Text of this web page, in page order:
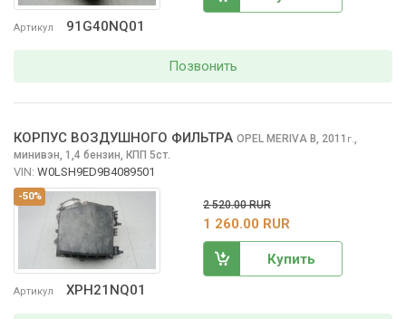
Артикул 91G40NQ01
Позвонить
-50%
Артикул XPH21NQ01
КОРПУС ВОЗДУШНОГО ФИЛЬТРА OPEL MERIVA B, 2011 г.,
минивэн, 1,4 бензин, КПП 5ст.
VIN: W0LSH9ED9B4089501
2 520.00 RUR
1 260.00 RUR
Купить